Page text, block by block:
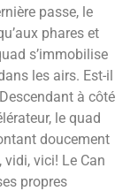
passe, le
phares et
s’immobilise
les airs. Est-il
à côté
le quad
doucement
vidi, vici! Le Can
propres